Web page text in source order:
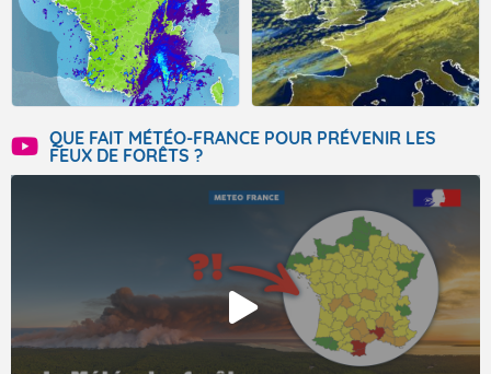
QUE FAIT MÉTÉO-FRANCE POUR PRÉVENIR LES
FEUX DE FORÊTS ?